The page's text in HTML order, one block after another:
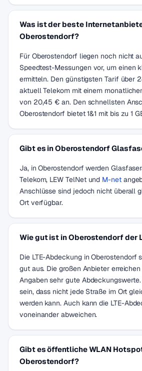
Was ist der beste
Oberostendorf?
Für Oberostendorf liegen noch nicht
Speedtest-Messungen vor, um einen
ermitteln. Den günstigsten Tarif über
aktuell Telekom mit einem
von 20,45 € an. Den schnellsten
Oberostendorf bietet 1&1 mit bis zu 1
Gibt es in Oberostendorf
Ja, in Oberostendorf werden
Telekom, LEW TelNet und M-net
Anschlüsse sind jedoch nicht überall
Ort verfügbar.
Wie gut ist in Oberostendorf der
Die LTE-Abdeckung in Oberostendorf
gut aus. Die großen Anbieter
Angaben sehr gute
sein, dass nicht jede Straße im Ort
werden kann. Auch kann die LTE-
voneinander abweichen.
Gibt es öffentliche WLAN
Oberostendorf?